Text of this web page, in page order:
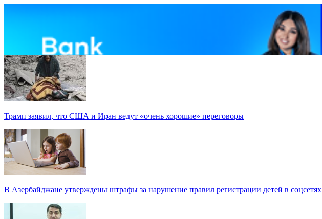
Трамп заявил, что США и Иран ведут «очень хорошие» переговоры
В Азербайджане утверждены штрафы за нарушение правил регистрации детей в соцсетях